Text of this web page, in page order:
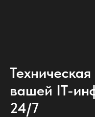
вашей IT-
24/7